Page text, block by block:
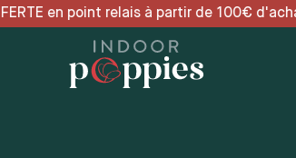
à partir de